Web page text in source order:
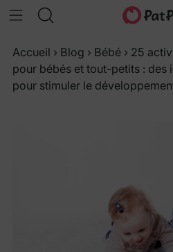
Accueil › Blog › Bébé › 25
pour bébés et tout-petits : des
pour stimuler le